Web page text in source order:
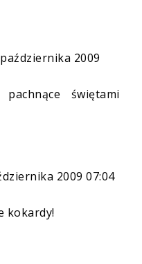
2009
świętami
2009 07:04
kokardy!